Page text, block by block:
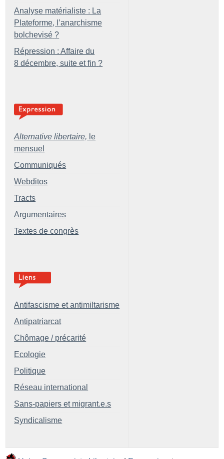
Analyse matérialiste : La
Plateforme, l’anarchisme
bolchevisé ?
Répression : Affaire du
8 décembre, suite et fin ?
Alternative libertaire, le
mensuel
Communiqués
Webditos
Tracts
Argumentaires
Textes de congrès
Antifascisme et antimiltarisme
Antipatriarcat
Chômage / précarité
Ecologie
Politique
Réseau international
Sans-papiers et migrant.e.s
Syndicalisme